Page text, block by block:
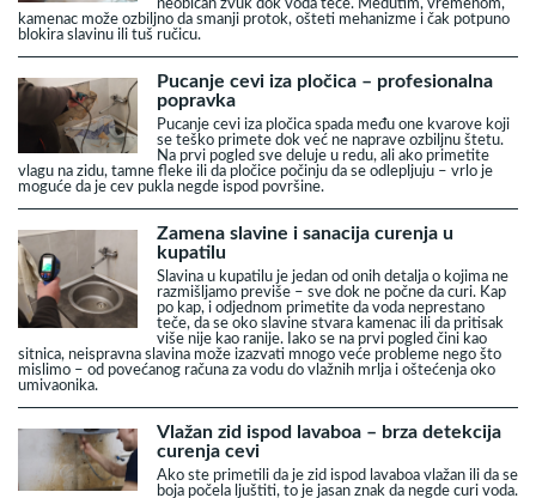
neobičan zvuk dok voda teče. Međutim, vremenom,
kamenac može ozbiljno da smanji protok, ošteti mehanizme i čak potpuno
blokira slavinu ili tuš ručicu.
Pucanje cevi iza pločica – profesionalna
popravka
Pucanje cevi iza pločica spada među one kvarove koji
se teško primete dok već ne naprave ozbiljnu štetu.
Na prvi pogled sve deluje u redu, ali ako primetite
vlagu na zidu, tamne fleke ili da pločice počinju da se odlepljuju – vrlo je
moguće da je cev pukla negde ispod površine.
Zamena slavine i sanacija curenja u
kupatilu
Slavina u kupatilu je jedan od onih detalja o kojima ne
razmišljamo previše – sve dok ne počne da curi. Kap
po kap, i odjednom primetite da voda neprestano
teče, da se oko slavine stvara kamenac ili da pritisak
više nije kao ranije. Iako se na prvi pogled čini kao
sitnica, neispravna slavina može izazvati mnogo veće probleme nego što
mislimo – od povećanog računa za vodu do vlažnih mrlja i oštećenja oko
umivaonika.
Vlažan zid ispod lavaboa – brza detekcija
curenja cevi
Ako ste primetili da je zid ispod lavaboa vlažan ili da se
boja počela ljuštiti, to je jasan znak da negde curi voda.